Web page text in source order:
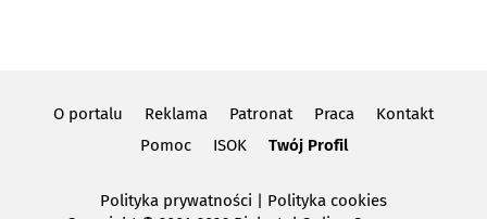
O portalu Reklama Patronat Praca
Kontakt
Pomoc
ISOK Twój Profil
Polityka prywatności
Polityka cookies